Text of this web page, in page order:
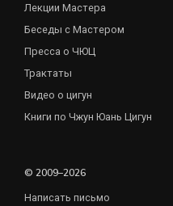
Лекции Мастера
Беседы с Мастером
Пресса о ЧЮЦ
Трактаты
Видео о цигун
Книги по Чжун Юань Цигун
© 2009–2026
Написать письмо